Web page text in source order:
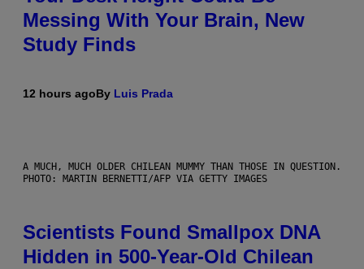
Messing With Your Brain, New
Study Finds
12 hours agoBy Luis Prada
A MUCH, MUCH OLDER CHILEAN MUMMY THAN THOSE IN QUESTION.
PHOTO: MARTIN BERNETTI/AFP VIA GETTY IMAGES
Scientists Found Smallpox DNA
Hidden in 500-Year-Old Chilean